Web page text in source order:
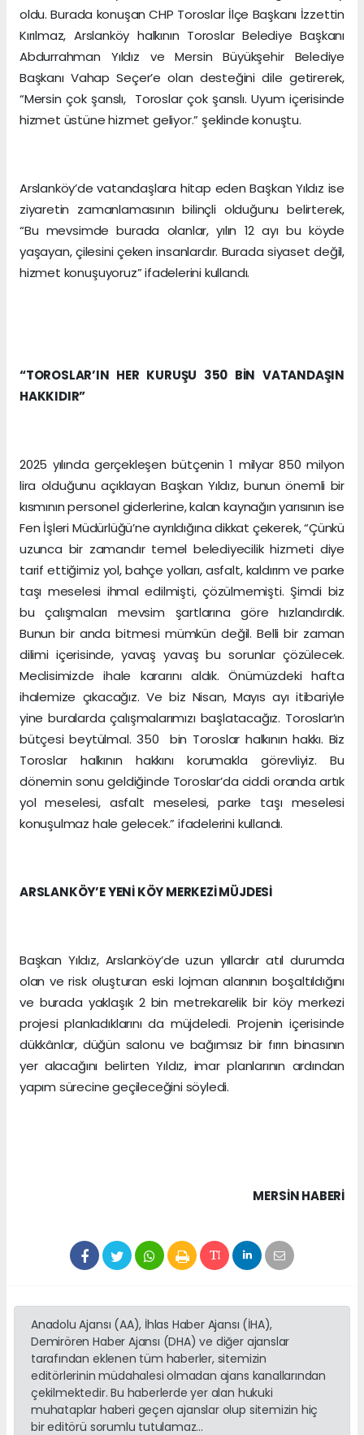
oldu. Burada konuşan CHP Toroslar İlçe Başkanı İzzettin
Kırılmaz, Arslanköy halkının Toroslar Belediye Başkanı
Abdurrahman Yıldız ve Mersin Büyükşehir Belediye
Başkanı Vahap Seçer’e olan desteğini dile getirerek,
“Mersin çok şanslı, Toroslar çok şanslı. Uyum içerisinde
hizmet üstüne hizmet geliyor.” şeklinde konuştu.
Arslanköy’de vatandaşlara hitap eden Başkan Yıldız ise
ziyaretin zamanlamasının bilinçli olduğunu belirterek,
“Bu mevsimde burada olanlar, yılın 12 ayı bu köyde
yaşayan, çilesini çeken insanlardır. Burada siyaset değil,
hizmet konuşuyoruz” ifadelerini kullandı.
“TOROSLAR’IN HER KURUŞU 350 BİN VATANDAŞIN
HAKKIDIR”
2025 yılında gerçekleşen bütçenin 1 milyar 850 milyon
lira olduğunu açıklayan Başkan Yıldız, bunun önemli bir
kısmının personel giderlerine, kalan kaynağın yarısının ise
Fen İşleri Müdürlüğü’ne ayrıldığına dikkat çekerek, “Çünkü
uzunca bir zamandır temel belediyecilik hizmeti diye
tarif ettiğimiz yol, bahçe yolları, asfalt, kaldırım ve parke
taşı meselesi ihmal edilmişti, çözülmemişti. Şimdi biz
bu çalışmaları mevsim şartlarına göre hızlandırdık.
Bunun bir anda bitmesi mümkün değil. Belli bir zaman
dilimi içerisinde, yavaş yavaş bu sorunlar çözülecek.
Meclisimizde ihale kararını aldık. Önümüzdeki hafta
ihalemize çıkacağız. Ve biz Nisan, Mayıs ayı itibariyle
yine buralarda çalışmalarımızı başlatacağız. Toroslar’ın
bütçesi beytülmal. 350 bin Toroslar halkının hakkı. Biz
Toroslar halkının hakkını korumakla görevliyiz. Bu
dönemin sonu geldiğinde Toroslar’da ciddi oranda artık
yol meselesi, asfalt meselesi, parke taşı meselesi
konuşulmaz hale gelecek.” ifadelerini kullandı.
ARSLANKÖY’E YENİ KÖY MERKEZİ MÜJDESİ
Başkan Yıldız, Arslanköy’de uzun yıllardır atıl durumda
olan ve risk oluşturan eski lojman alanının boşaltıldığını
ve burada yaklaşık 2 bin metrekarelik bir köy merkezi
projesi planladıklarını da müjdeledi. Projenin içerisinde
dükkânlar, düğün salonu ve bağımsız bir fırın binasının
yer alacağını belirten Yıldız, imar planlarının ardından
yapım sürecine geçileceğini söyledi.
MERSIN HABERİ
Anadolu Ajansı (AA), İhlas Haber Ajansı (İHA),
Demirören Haber Ajansı (DHA) ve diğer ajanslar
tarafından eklenen tüm haberler, sitemizin
editörlerinin müdahalesi olmadan ajans kanallarından
çekilmektedir. Bu haberlerde yer alan hukuki
muhataplar haberi geçen ajanslar olup sitemizin hiç
bir editörü sorumlu tutulamaz...